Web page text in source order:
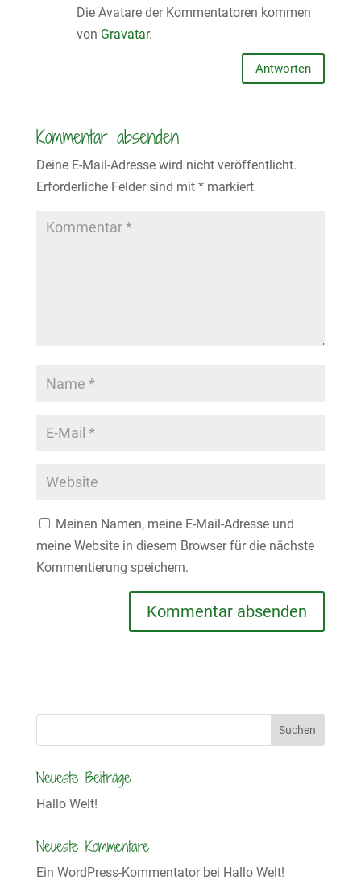
Die Avatare der Kommentatoren kommen
von Gravatar.
Antworten
Kommentar absenden
Deine E-Mail-Adresse wird nicht veröffentlicht.
Erforderliche Felder sind mit *markiert
Meinen Namen, meine E-Mail-Adresse und
meine Website in diesem Browser für die nächste
Kommentierung speichern.
n
a
t
v
:
Neueste Beiträge
Hallo Welt!
Neueste Kommentare
Ein WordPress-Kommentatorbei Hallo Welt!